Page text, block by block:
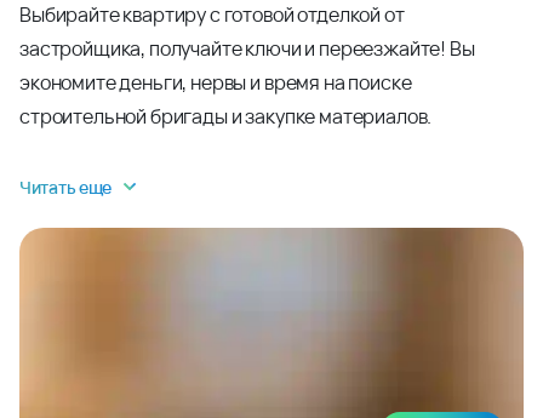
Выбирайте квартиру с готовой отделкой от
застройщика, получайте ключи и переезжайте! Вы
экономите деньги, нервы и время на поиске
строительной бригады и закупке материалов.
Читать еще